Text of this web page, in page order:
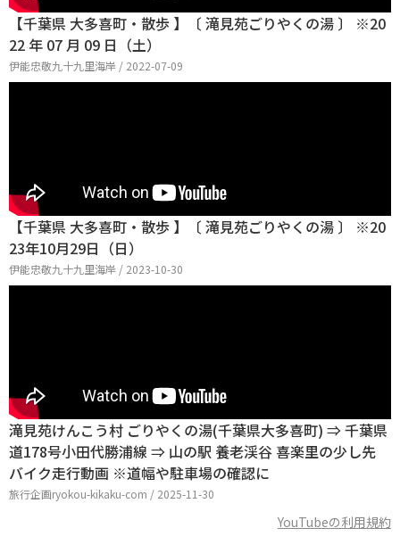
【千葉県 大多喜町・散歩 】〔 滝見苑ごりやくの湯 〕 ※20
22 年 07 月 09 日（土）
伊能忠敬九十九里海岸 / 2022-07-09
【千葉県 大多喜町・散歩 】〔 滝見苑ごりやくの湯 〕 ※20
23年10月29日（日）
伊能忠敬九十九里海岸 / 2023-10-30
滝見苑けんこう村 ごりやくの湯(千葉県大多喜町) ⇒ 千葉県
道178号小田代勝浦線 ⇒ 山の駅 養老渓谷 喜楽里の少し先
バイク走行動画 ※道幅や駐車場の確認に
旅行企画ryokou-kikaku-com / 2025-11-30
YouTubeの利用規約